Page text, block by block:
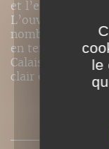
et l’endurance.
L’ouvrage de
nombreuses
en tension
Calais-Germain
clair et simple
le